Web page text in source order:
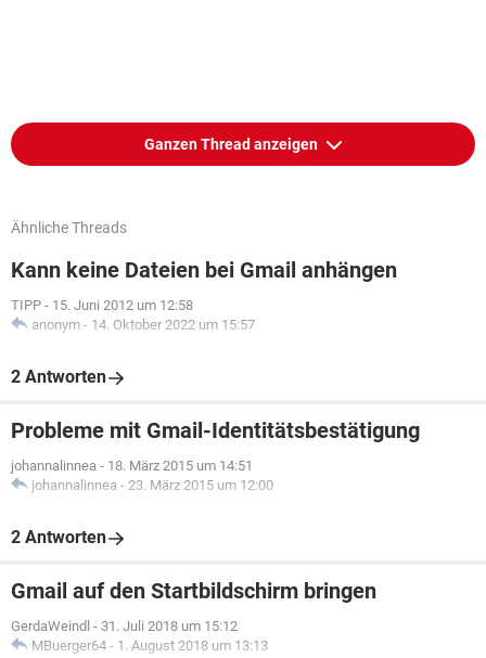
Ganzen Thread anzeigen
Ähnliche Threads
Kann keine Dateien bei Gmail anhängen
TIPP - 15. Juni 2012 um 12:58
anonym - 14. Oktober 2022 um 15:57
2 Antworten
Probleme mit Gmail-Identitätsbestätigung
johannalinnea - 18. März 2015 um 14:51
johannalinnea - 23. März 2015 um 12:00
2 Antworten
Gmail auf den Startbildschirm bringen
GerdaWeindl - 31. Juli 2018 um 15:12
MBuerger64 - 1. August 2018 um 13:13